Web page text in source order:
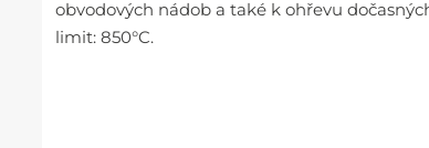
obvodových nádob a také k ohřevu
limit: 850°C.